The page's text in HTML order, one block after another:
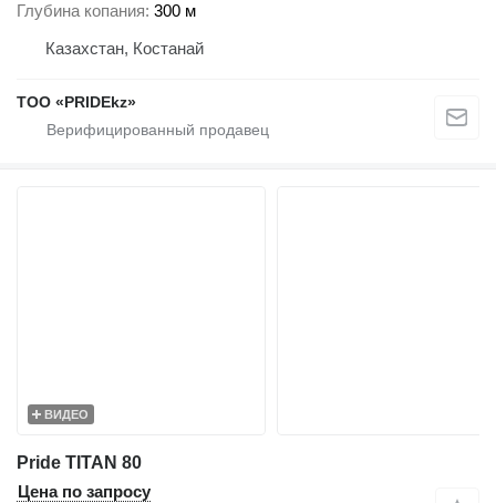
Глубина копания 300 м
Казахстан, Костанай
ТОО «PRIDEkz»
ВИДЕО
Pride TITAN 80
Цена по запросу